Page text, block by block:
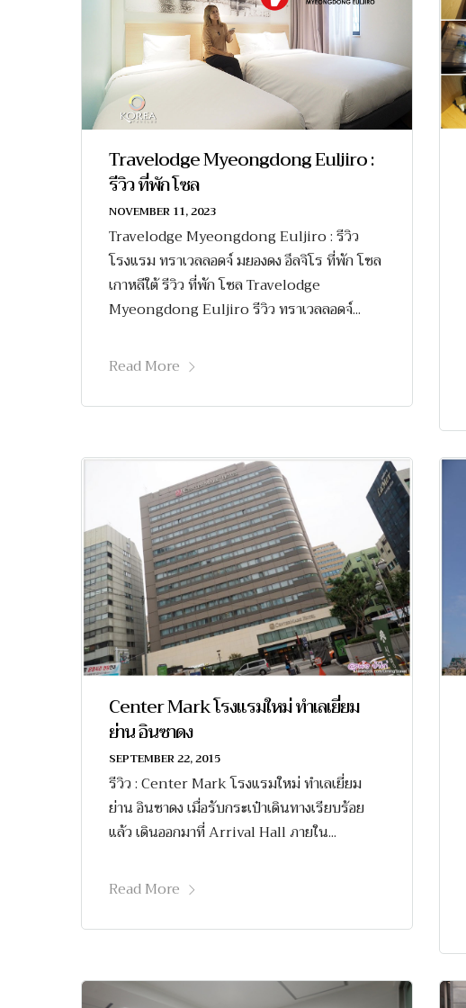
Travelodge Myeongdong Euljiro :
รีวิว ที่พัก โซล
NOVEMBER 11, 2023
Travelodge Myeongdong Euljiro : รีวิว
โรงแรม ทราเวลลอดจ์ มยองดง อึลจิโร ที่พัก โซล
เกาหลีใต้ รีวิว ที่พัก โซล Travelodge
Myeongdong Euljiro รีวิว ทราเวลลอดจ์...
Read More
Center Mark โรงแรมใหม่ ทำเลเยี่ยม
ย่าน อินซาดง
SEPTEMBER 22, 2015
รีวิว : Center Mark โรงแรมใหม่ ทำเลเยี่ยม
ย่าน อินซาดง เมื่อรับกระเป๋าเดินทางเรียบร้อย
แล้ว เดินออกมาที่ Arrival Hall ภายใน...
Read More